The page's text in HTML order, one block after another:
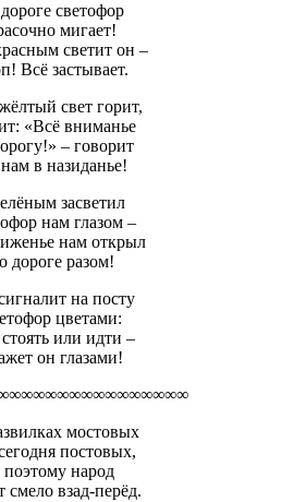
светофор
мигает!
светит он –
Всё застывает.
свет горит,
«Всё вниманье
– говорит
в назиданье!
засветил
нам глазом –
нам открыл
дороге разом!
на посту
цветами:
или идти –
он глазами!
мостовых
постовых,
народ
смело взад-перёд.